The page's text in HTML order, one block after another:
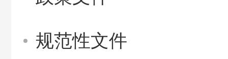
规范性文件